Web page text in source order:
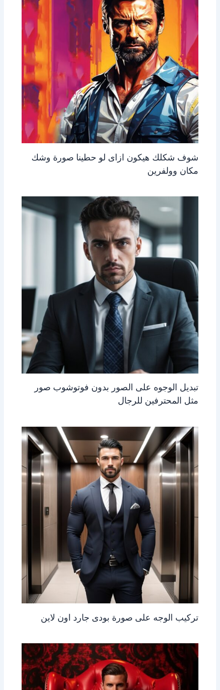
شوف شكلك هيكون ازاى لو حطينا صورة وشك
مكان وولفرين
تبديل الوجوه على الصور بدون فوتوشوب صور
مثل المحترفين للرجال
تركيب الوجه على صورة بودى جارد اون لاين